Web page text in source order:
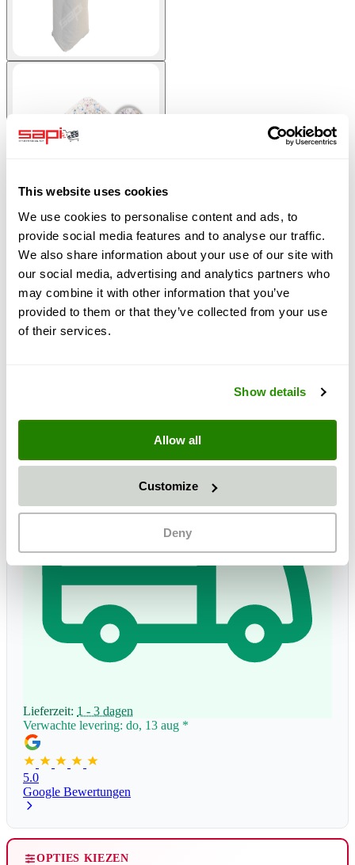
This website uses cookies
We use cookies to personalise content and ads, to
provide social media features and to analyse our traffic.
We also share information about your use of our site with
our social media, advertising and analytics partners who
may combine it with other information that you’ve
provided to them or that they’ve collected from your use
of their services.
Show details
Allow all
Customize
Deny
1000 kg Kunststof straalmiddel Type II. Bestel bij SAPI.
Op voorraad
Lieferzeit: 1 - 3 dagen
Verwachte levering: do, 13 aug *
5.0
Google Bewertungen
OPTIES KIEZEN